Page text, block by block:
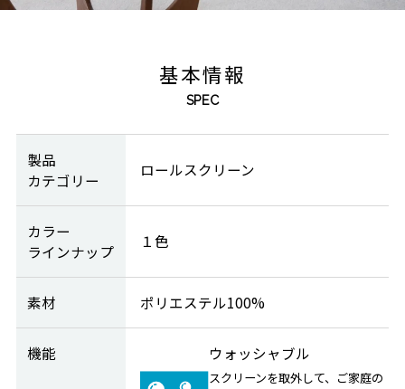
基本情報
SPEC
製品
カテゴリー
ロールスクリーン
カラー
ラインナップ
１色
素材 ポリエステル100%
機能 ウォッシャブル
スクリーンを取外して、ご家庭の